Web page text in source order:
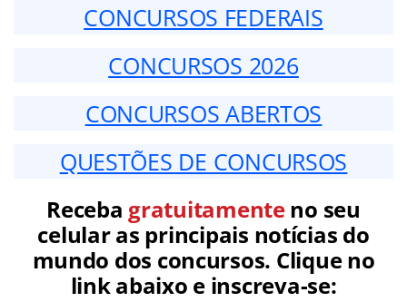
CONCURSOS FEDERAIS
CONCURSOS 2026
CONCURSOS ABERTOS
QUESTÕES DE CONCURSOS
Receba gratuitamenteno seu
celular as principais notícias do
mundo dos concursos. Clique no
link abaixo e inscreva-se: